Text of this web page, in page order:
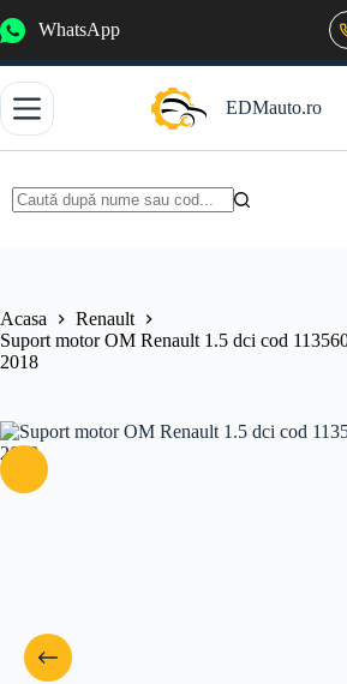
la
WhatsApp
EDMauto.ro
Acasa
Renault
Suport motor OM Renault 1.5 dci cod
2018